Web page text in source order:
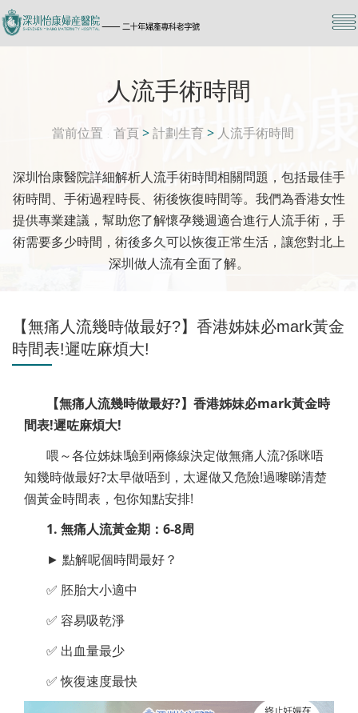
人流手術時間
當前位置 首頁 >計劃生育> 人流手術時間
深圳怡康醫院詳細解析人流手術時間相關問題，包括最佳手
術時間、手術過程時長、術後恢復時間等。我們為香港女性
提供專業建議，幫助您了解懷孕幾週適合進行人流手術，手
術需要多少時間，術後多久可以恢復正常生活，讓您對北上
深圳做人流有全面了解。
【無痛人流幾時做最好?】香港姊妹必mark黃金
時間表!遲咗麻煩大!
【無痛人流幾時做最好?】香港姊妹必mark黃金時
間表!遲咗麻煩大!
喂～各位姊妹!驗到兩條線決定做無痛人流?係咪唔
知幾時做最好?太早做唔到，太遲做又危險!過嚟睇清楚
個黃金時間表，包你知點安排!
1. 無痛人流黃金期：6-8周
► 點解呢個時間最好？
✅ 胚胎大小適中
✅ 容易吸乾淨
✅ 出血量最少
✅ 恢復速度最快